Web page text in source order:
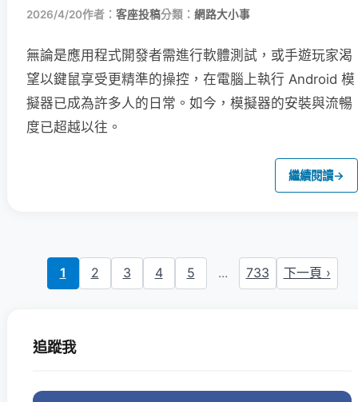
2026/4/20作者： 客座投稿分類： 網路大小事
無論是應用程式開發者需進行軟體測試，或手遊玩家渴
望以鍵鼠享受更精準的操控，在電腦上執行 Android 模
擬器已成為許多人的日常。如今，模擬器的安裝與流暢
度已超越以往。
繼續閱讀→
1 2 3 4 5 ... 733 下一頁 ›
追蹤我